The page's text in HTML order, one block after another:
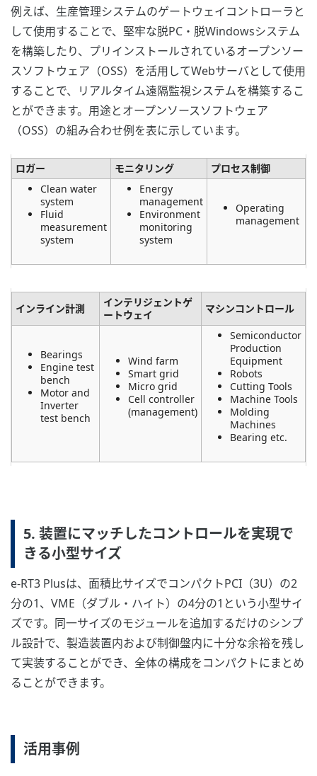
例えば、生産管理システムのゲートウェイコントローラと
して使用することで、堅牢な脱PC・脱Windowsシステム
を構築したり、プリインストールされているオープンソー
スソフトウェア（OSS）を活用してWebサーバとして使用
することで、リアルタイム遠隔監視システムを構築するこ
とができます。用途とオープンソースソフトウェア
（OSS）の組み合わせ例を表に示しています。
ロガー モニタリング
プロセス制御
Clean water
system
Fluid
measurement
system
Energy
management
Environment
monitoring
system
Operating
management
インライン計測
インテリジェントゲ
ートウェイ
マシンコントロール
Bearings
Engine test
bench
Motor and
Inverter
test bench
Wind farm
Smart grid
Micro grid
Cell controller
(management)
Semiconductor
Production
Equipment
Robots
Cutting Tools
Machine Tools
Molding
Machines
Bearing etc.
5. 装置にマッチしたコントロールを実現で
きる小型サイズ
e-RT3 Plusは、面積比サイズでコンパクトPCI（3U）の2
分の1、VME（ダブル・ハイト）の4分の1という小型サイ
ズです。同一サイズのモジュールを追加するだけのシンプ
ル設計で、製造装置内および制御盤内に十分な余裕を残し
て実装することができ、全体の構成をコンパクトにまとめ
ることができます。
活用事例